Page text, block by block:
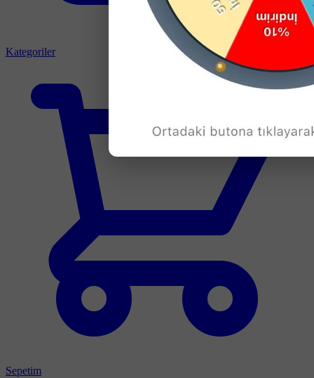
Kategoriler
Sepetim